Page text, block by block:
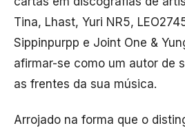
Tina, Lhast, Yuri NR5,
Sippinpurpp e Joint One &
afirmar-se como um autor de
as frentes da sua música.
Arrojado na forma que o